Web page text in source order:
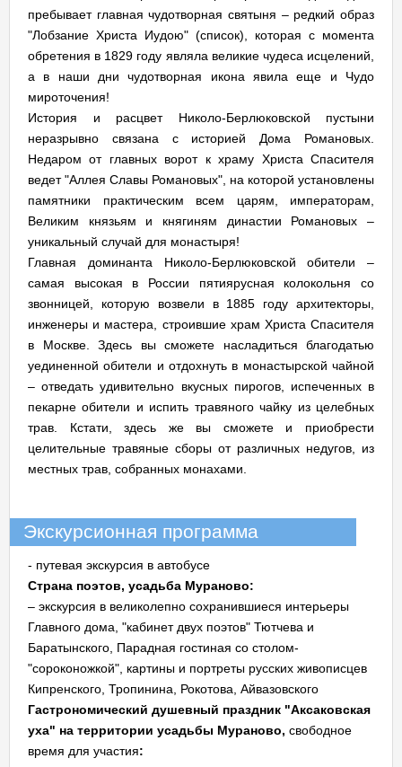
пребывает главная чудотворная святыня – редкий образ
"Лобзание Христа Иудою" (список), которая с момента
обретения в 1829 году являла великие чудеса исцелений,
а в наши дни чудотворная икона явила еще и Чудо
мироточения!
История и расцвет Николо-Берлюковской пустыни
неразрывно связана с историей Дома Романовых.
Недаром от главных ворот к храму Христа Спасителя
ведет "Аллея Славы Романовых", на которой установлены
памятники практическим всем царям, императорам,
Великим князьям и княгиням династии Романовых –
уникальный случай для монастыря!
Главная доминанта Николо-Берлюковской обители –
самая высокая в России пятиярусная колокольня со
звонницей, которую возвели в 1885 году архитекторы,
инженеры и мастера, строившие храм Христа Спасителя
в Москве. Здесь вы сможете насладиться благодатью
уединенной обители и отдохнуть в монастырской чайной
– отведать удивительно вкусных пирогов, испеченных в
пекарне обители и испить травяного чайку из целебных
трав. Кстати, здесь же вы сможете и приобрести
целительные травяные сборы от различных недугов, из
местных трав, собранных монахами.
Экскурсионная программа
- путевая экскурсия в автобусе
Страна поэтов, усадьба Мураново:
– экскурсия в великолепно сохранившиеся интерьеры
Главного дома, "кабинет двух поэтов" Тютчева и
Баратынского, Парадная гостиная со столом-
"сороконожкой", картины и портреты русских живописцев
Кипренского, Тропинина, Рокотова, Айвазовского
Гастрономический душевный праздник "Аксаковская
уха" на территории усадьбы Мураново, свободное
время для участия: